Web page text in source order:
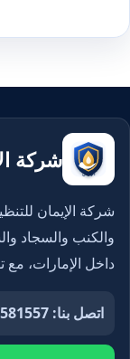
شركة
شركة الإيمان
والكنب والسجاد
داخل الإمارات،
اتصل بنا: 0561581557